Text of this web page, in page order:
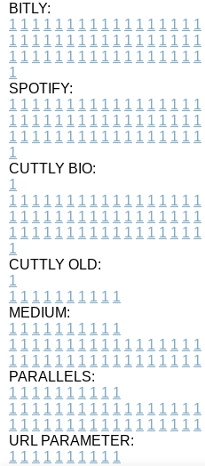
BITLY:
1 1 1 1 1 1 1 1 1 1 1 1 1 1 1 1 1
1 1 1 1 1 1 1 1 1 1 1 1 1 1 1 1 1
1 1 1 1 1 1 1 1 1 1 1 1 1 1 1 1 1
1
SPOTIFY:
1 1 1 1 1 1 1 1 1 1 1 1 1 1 1 1 1
1 1 1 1 1 1 1 1 1 1 1 1 1 1 1 1 1
1 1 1 1 1 1 1 1 1 1 1 1 1 1 1 1 1
1
CUTTLY BIO:
1
1 1 1 1 1 1 1 1 1 1 1 1 1 1 1 1 1
1 1 1 1 1 1 1 1 1 1 1 1 1 1 1 1 1
1 1 1 1 1 1 1 1 1 1 1 1 1 1 1 1 1
1
CUTTLY OLD:
1
1 1 1 1 1 1 1 1 1 1
MEDIUM:
1 1 1 1 1 1 1 1 1 1
1 1 1 1 1 1 1 1 1 1 1 1 1 1 1 1 1
1 1 1 1 1 1 1 1 1 1 1 1 1 1 1 1 1
PARALLELS:
1 1 1 1 1 1 1 1 1 1
1 1 1 1 1 1 1 1 1 1 1 1 1 1 1 1 1
1 1 1 1 1 1 1 1 1 1 1 1 1 1 1 1 1
URL PARAMETER:
1 1 1 1 1 1 1 1 1 1